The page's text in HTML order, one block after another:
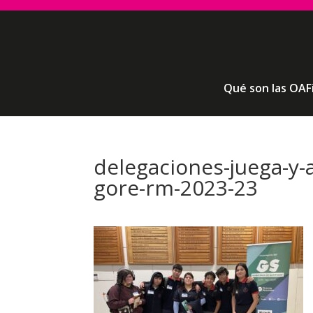
Qué son las
delegaciones-juega-
gore-rm-2023-23